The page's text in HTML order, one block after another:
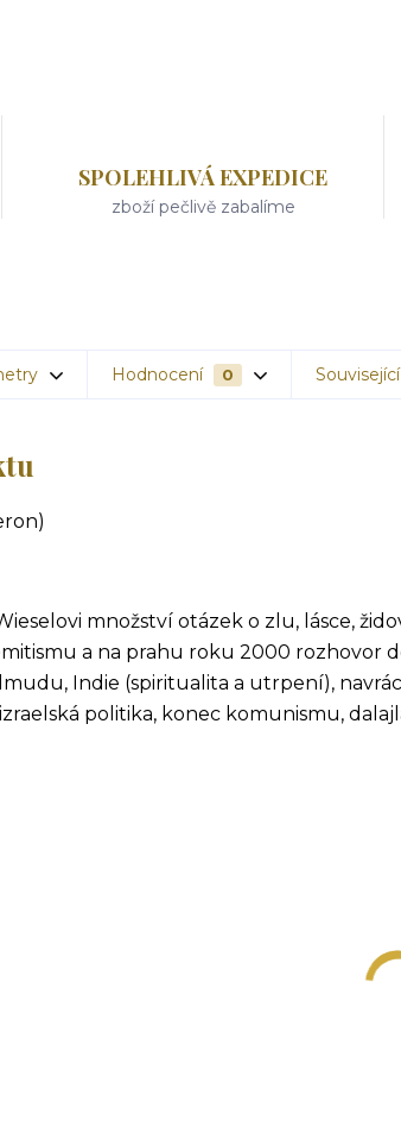
SPOLEHLIVÁ EXPEDICE
zboží pečlivě zabalíme
Hodnocení 0
množství otázek o zlu, lásce,
a na prahu roku 2000 rozhovor
Indie (spiritualita a utrpení),
politika, konec komunismu,